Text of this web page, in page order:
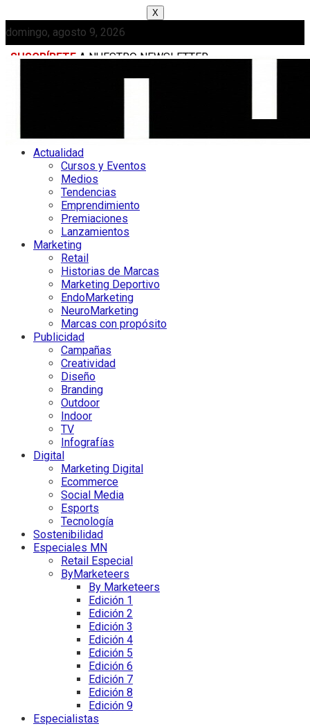
X
domingo, agosto 9, 2026
SUSCRÍBETE A NUESTRO NEWSLETTER
Actualidad
Cursos y Eventos
Medios
Tendencias
Emprendimiento
Premiaciones
Lanzamientos
Marketing
Retail
Historias de Marcas
Marketing Deportivo
EndoMarketing
NeuroMarketing
Marcas con propósito
Publicidad
Campañas
Creatividad
Diseño
Branding
Outdoor
Indoor
TV
Infografías
Digital
Marketing Digital
Ecommerce
Social Media
Esports
Tecnología
Sostenibilidad
Especiales MN
Retail Especial
ByMarketeers
By Marketeers
Edición 1
Edición 2
Edición 3
Edición 4
Edición 5
Edición 6
Edición 7
Edición 8
Edición 9
Especialistas